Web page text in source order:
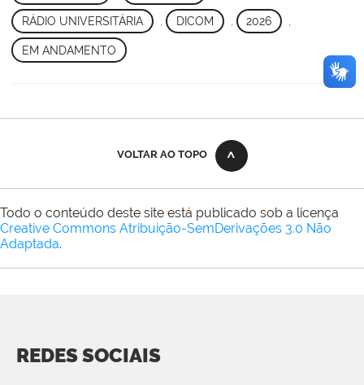
RÁDIO UNIVERSITÁRIA DICOM 2026
EM ANDAMENTO
VOLTAR AO TOPO
Todo o conteúdo deste site está publicado sob a licença
Creative Commons Atribuição-SemDerivações 3.0 Não
Adaptada.
REDES SOCIAIS